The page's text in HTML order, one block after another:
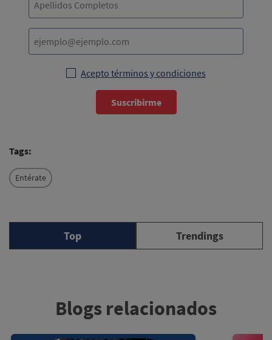
Acepto términos y condiciones
Suscribirme
Tags:
Entérate
Top Trendings
Blogs relacionados